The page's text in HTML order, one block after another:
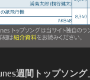
週間トップソン